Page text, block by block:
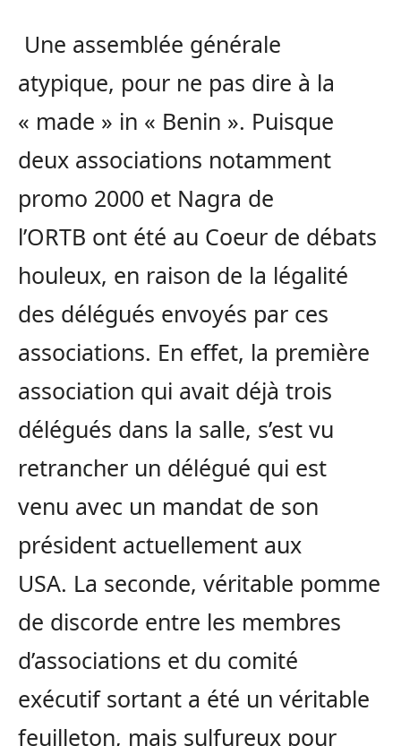
Une assemblée générale
atypique, pour ne pas dire à la
« made » in « Benin ». Puisque
deux associations notamment
promo 2000 et Nagra de
l’ORTB ont été au Coeur de débats
houleux, en raison de la légalité
des délégués envoyés par ces
associations. En effet, la première
association qui avait déjà trois
délégués dans la salle, s’est vu
retrancher un délégué qui est
venu avec un mandat de son
président actuellement aux
USA. La seconde, véritable pomme
de discorde entre les membres
d’associations et du comité
exécutif sortant a été un véritable
feuilleton, mais sulfureux pour